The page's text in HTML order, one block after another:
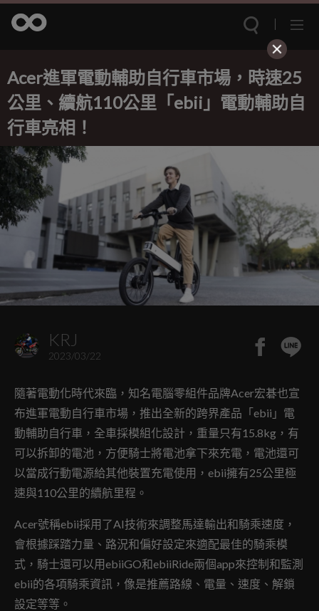
Acer進軍電動輔助自行車市場，時速25
公里、續航110公里「ebii」電動輔助自
行車亮相！
KRJ
2023/03/22
隨著電動化時代來臨，知名電腦零組件品牌Acer宏碁也宣
布進軍電動自行車市場，推出全新的跨界產品「ebii」電
動輔助自行車，全車採模組化設計，重量只有15.8kg，有
可以拆卸的電池，方便騎士將電池拿下來充電，電池還可
以當成行動電源給其他裝置充電使用，ebii擁有25公里極
速與110公里的續航里程。
Acer號稱ebii採用了AI技術來調整馬達輸出和騎乘速度，
會根據踩踏力量、路況和偏好設定來適配最佳的騎乘模
式，騎士還可以用ebiiGO和ebiiRide兩個app來控制和監測
ebii的各項騎乘資訊，像是推薦路線、電量、速度、解鎖
設定等等。